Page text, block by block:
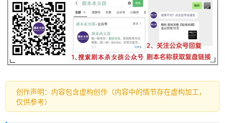
创作声明：内容包含虚构创作（内容中的情节存在虚构加工，
仅供参考）